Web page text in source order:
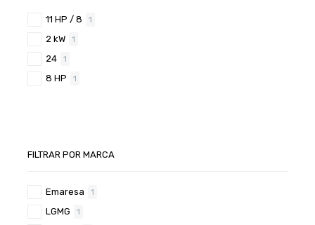
11 HP / 8 1
2 kW 1
24 1
8 HP 1
FILTRAR POR MARCA
Emaresa 1
LGMG 1